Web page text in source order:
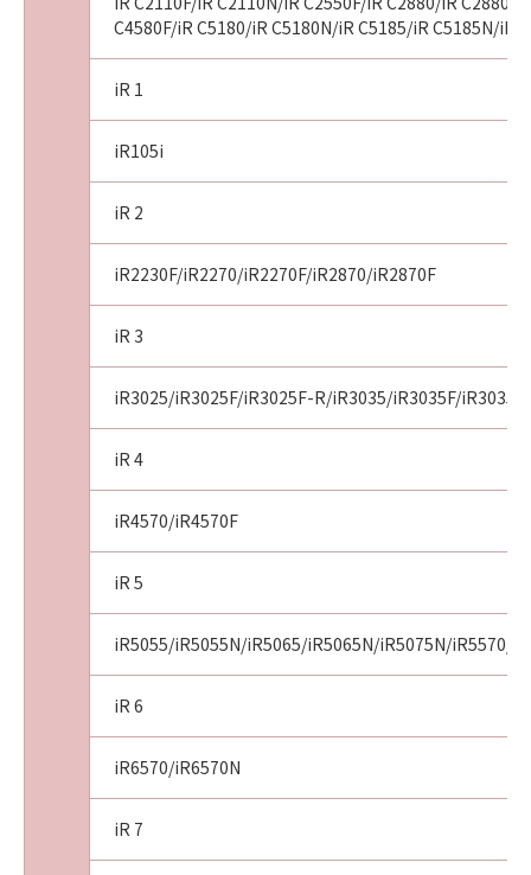
「実行ファイル」のお客様による使用は、「モ
ジュール3」をリンクしたことにより少しも制限
されるものではありません。なお、本項各号に
定める特別な例外は、「実行ファイル」が
「GPL」に基づき取り扱わなければならない他
のいかなる理由をも無効にするものではありま
せん。
(2) お客様が、「GPL」の条件を遵守した上で、
れている他のコードを「モジュール3」の複製物
の中に組み込んだ場合、本項各号に定める特別
物の中に組み込んだ「モジュール2」または当該
他のコード（当該「モジュール2」および当該他
のコードを併せて以下「組込コード」といいま
す。）には適用されません。かかる場合、「組
込コード」の使用許諾条件についての誤解を避
けるため、お客様は「組込コード」から、本項
に定める特別な例外を削除しなければなりませ
ん。また、かかる場合、お客様は、「組込コー
ド」を「モジュール1」とリンクして実行ファイ
(3) お客様が「モジュール3」の修正を作成した
場合、本項各号に定める特別な例外が、当該修
様の選択によります。お客様が、当該修正に本
項各号に定める特別な例外が適用されることを
望まない場合には、本項を削除してください。
この場合も、お客様は、当該修正と「モジュー
ル1」をリンクして実行ファイルを生成しては
ならないものとします。
C4580F/iR C5180/iR C5180N/iR C5185/iR C5185N/iR
iR 1
iR105i
iR 2
iR2230F/iR2270/iR2270F/iR2870/iR2870F
iR 3
iR3025/iR3025F/iR3025F-R/iR3035/iR3035F/
iR 4
iR4570/iR4570F
iR 5
iR5055/iR5055N/iR5065/iR5065N/iR5075N/iR5570/
iR 6
iR6570/iR6570N
iR 7